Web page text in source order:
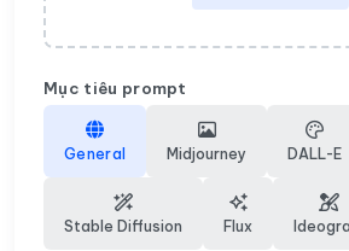
Mục tiêu prompt
General Midjourney DALL-E
Stable Diffusion Flux